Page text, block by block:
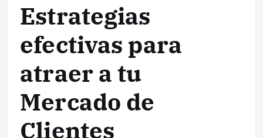
Estrategias
efectivas para
atraer a tu
Mercado de
Clientes